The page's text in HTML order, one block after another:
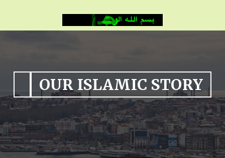
OUR ISLAMIC STORY